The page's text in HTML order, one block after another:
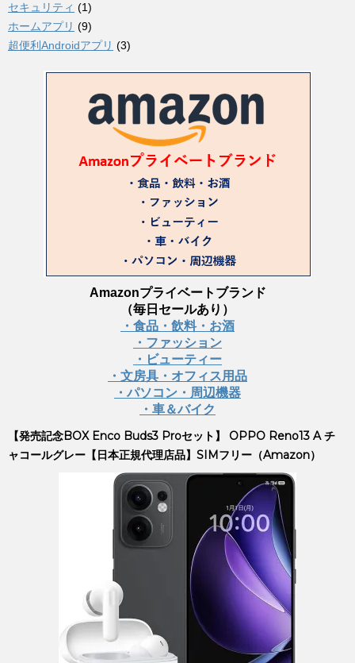
セキュリティ (1)
ホームアプリ (9)
超便利Androidアプリ (3)
Amazonプライベートブランド
（毎日セールあり）
・食品・飲料・お酒
・ファッション
・ビューティー
・文房具・オフィス用品
・パソコン・周辺機器
・車＆バイク
【発売記念BOX Enco Buds3 Proセット】 OPPO Reno13 A チ
ャコールグレー【日本正規代理店品】SIMフリー（Amazon）